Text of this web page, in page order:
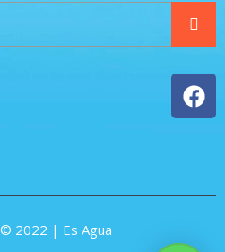
2022 | Es Agua